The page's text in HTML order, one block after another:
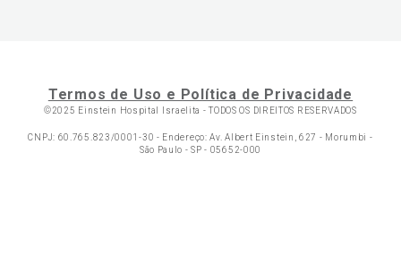
Termos de Uso e Política de Privacidade
©2025 Einstein Hospital Israelita -TODOS OS DIREITOS RESERVADOS
CNPJ: 60.765.823/0001-30 - Endereço: Av. Albert Einstein, 627 - Morumbi -
São Paulo - SP - 05652-000